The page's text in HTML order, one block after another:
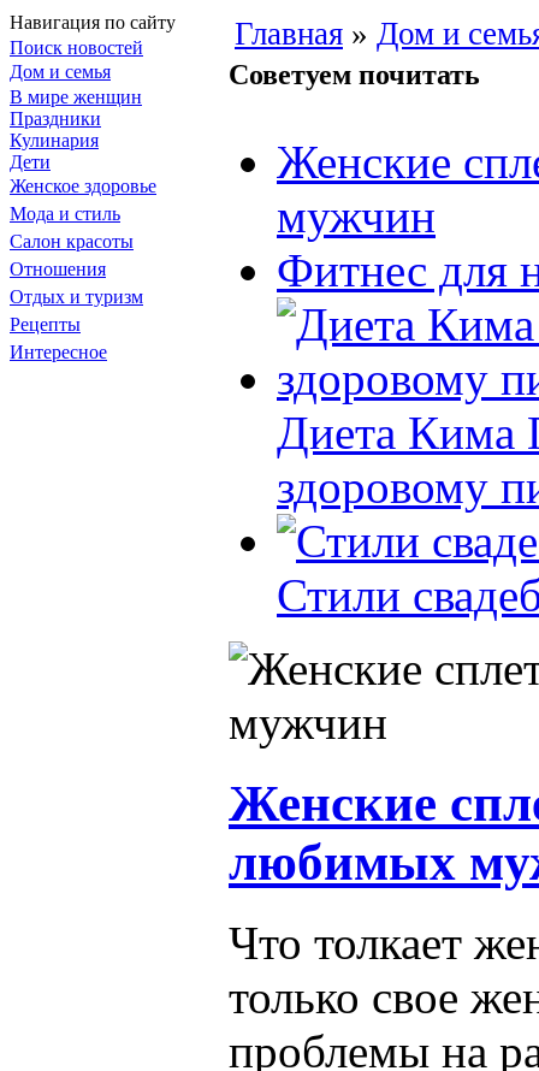
Навигация по сайту
Поиск новостей
Дом и семья
В мире женщин
Праздники
Кулинария
Дети
Женское здоровье
Мода и стиль
Салон красоты
Отношения
Отдых и туризм
Рецепты
Интересное
Главная » Дом и
Советуем почитать
Женские
мужчин
Фитнес для
Диета Кима
здоровому
Стили
Женские
любимых
Что толкает
только свое
проблемы на